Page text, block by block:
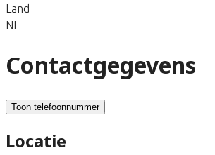
Land
NL
Contactgegevens
Toon telefoonnummer
Locatie